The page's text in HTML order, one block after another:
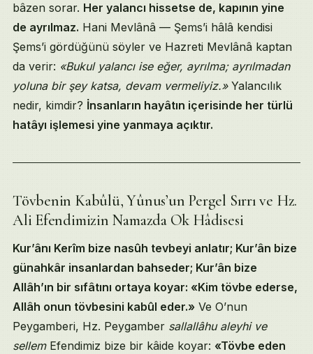
bâzen sorar. Her yalancı hissetse de, kapının yine
de ayrılmaz. Hani Mevlânâ — Şems’i hâlâ kendisi
Şems’i gördüğünü söyler ve Hazreti Mevlânâ kaptan
da verir: «Bukul yalancı ise eğer, ayrılma; ayrılmadan
yoluna bir şey katsa, devam vermeliyiz.»Yalancılık
nedir, kimdir? İnsanların hayâtın içerisinde her türlü
hatâyı işlemesi yine yanmaya açıktır.
Tövbenin Kabûlü, Yûnus’un Pergel Sırrı ve Hz.
Ali Efendimizin Namazda Ok Hâdisesi
Kur’ânı Kerîm bize nasûh tevbeyi anlatır; Kur’ân bize
günahkâr insanlardan bahseder; Kur’ân bize
Allâh’ın bir sıfâtını ortaya koyar: «Kim tövbe ederse,
Allâh onun tövbesini kabûl eder.» Ve O’nun
Peygamberi, Hz. Peygamber sallallâhu aleyhi ve
sellemEfendimiz bize bir kâide koyar: «Tövbe eden